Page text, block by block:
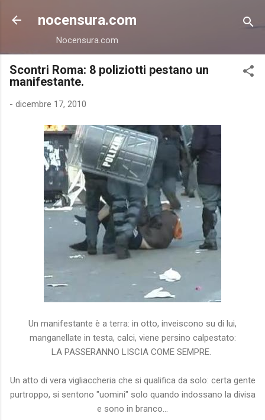
Passa ai contenuti principali
nocensura.com
Nocensura.com
Scontri Roma: 8 poliziotti pestano un
manifestante.
- dicembre 17, 2010
Un manifestante è a terra: in otto, inveiscono su di lui,
manganellate in testa, calci, viene persino calpestato:
LA PASSERANNO LISCIA COME SEMPRE.
Un atto di vera vigliaccheria che si qualifica da solo: certa gente
purtroppo, si sentono "uomini" solo quando indossano la divisa
e sono in branco...